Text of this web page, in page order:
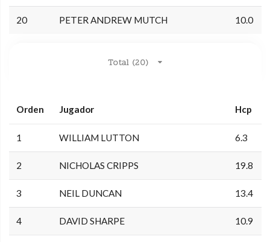
20 PETER ANDREW MUTCH 10.0
Total (20)
Orden Jugador Hcp
1 WILLIAM LUTTON 6.3
2 NICHOLAS CRIPPS 19.8
3 NEIL DUNCAN 13.4
4 DAVID SHARPE 10.9